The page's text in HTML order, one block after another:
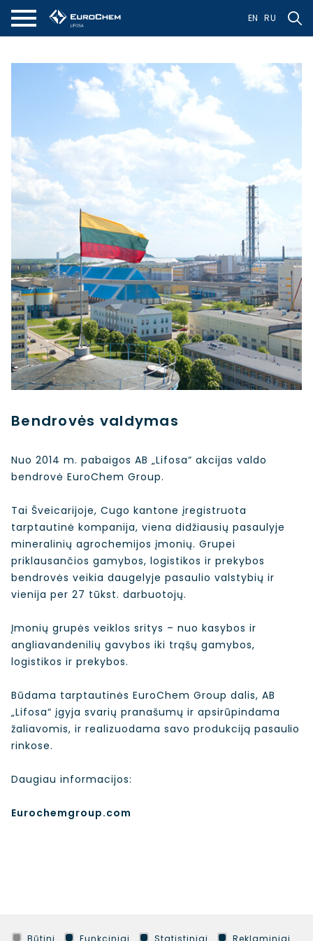
Bendrovės valdymas
Nuo 2014 m. pabaigos AB „Lifosa“ akcijas valdo
bendrovė EuroChem Group.
Tai Šveicarijoje, Cugo kantone įregistruota
tarptautinė kompanija, viena didžiausių pasaulyje
mineralinių agrochemijos įmonių. Grupei
priklausančios gamybos, logistikos ir prekybos
bendrovės veikia daugelyje pasaulio valstybių ir
vienija per 27 tūkst. darbuotojų.
Įmonių grupės veiklos sritys – nuo kasybos ir
angliavandenilių gavybos iki trąšų gamybos,
logistikos ir prekybos.
Būdama tarptautinės EuroChem Group dalis, AB
„Lifosa“ įgyja svarių pranašumų ir apsirūpindama
žaliavomis, ir realizuodama savo produkciją pasaulio
rinkose.
Daugiau informacijos:
Eurochemgroup.com
Būtini Funkciniai Statistiniai Reklaminiai
EN RU